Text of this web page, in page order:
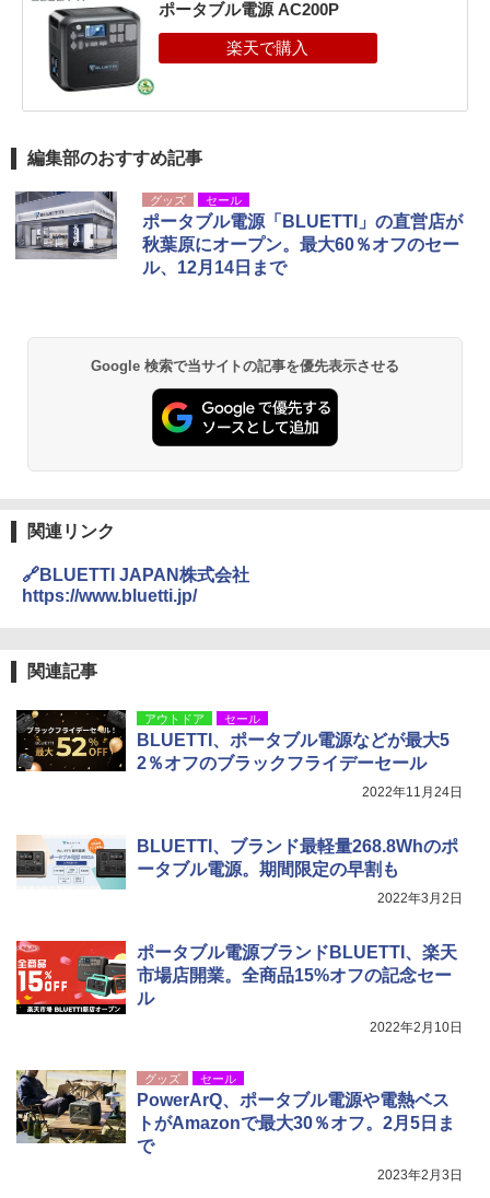
ポータブル電源 AC200P
編集部のおすすめ記事
グッズ セール
ポータブル電源「BLUETTI」の直営店が
秋葉原にオープン。最大60％オフのセー
ル、12月14日まで
Google 検索で当サイトの記事を優先表示させる
関連リンク
🔗BLUETTI JAPAN株式会社
https://www.bluetti.jp/
関連記事
アウトドア セール
BLUETTI、ポータブル電源などが最大5
2％オフのブラックフライデーセール
2022年11月24日
BLUETTI、ブランド最軽量268.8Whのポ
ータブル電源。期間限定の早割も
2022年3月2日
ポータブル電源ブランドBLUETTI、楽天
市場店開業。全商品15%オフの記念セー
ル
2022年2月10日
グッズ セール
PowerArQ、ポータブル電源や電熱ベス
トがAmazonで最大30％オフ。2月5日ま
で
2023年2月3日